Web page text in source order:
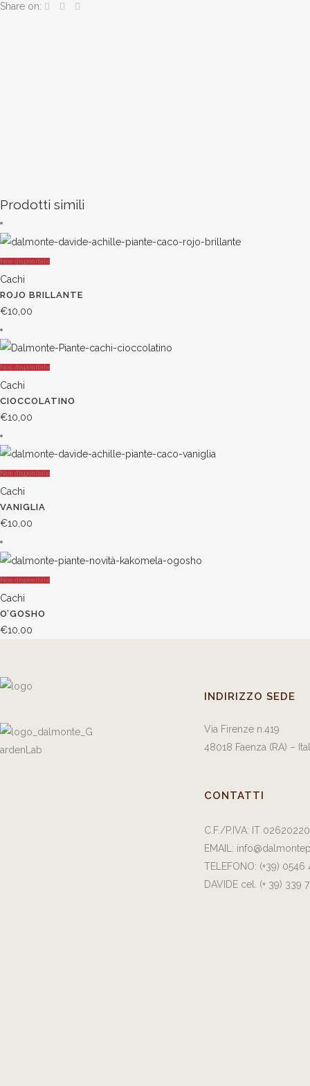
Share on:
Prodotti simili
Non disponibile
Cachi
ROJO BRILLANTE
€10,00
Non disponibile
Cachi
CIOCCOLATINO
€10,00
Non disponibile
Cachi
VANIGLIA
€10,00
Non disponibile
Cachi
O’GOSHO
€10,00
INDIRIZZO SEDE
Via Firenze n.419
48018 Faenza (RA) –
CONTATTI
C.F./P.IVA: IT
EMAIL:
TELEFONO: (+39) 0546
DAVIDE cel. (+ 39) 339